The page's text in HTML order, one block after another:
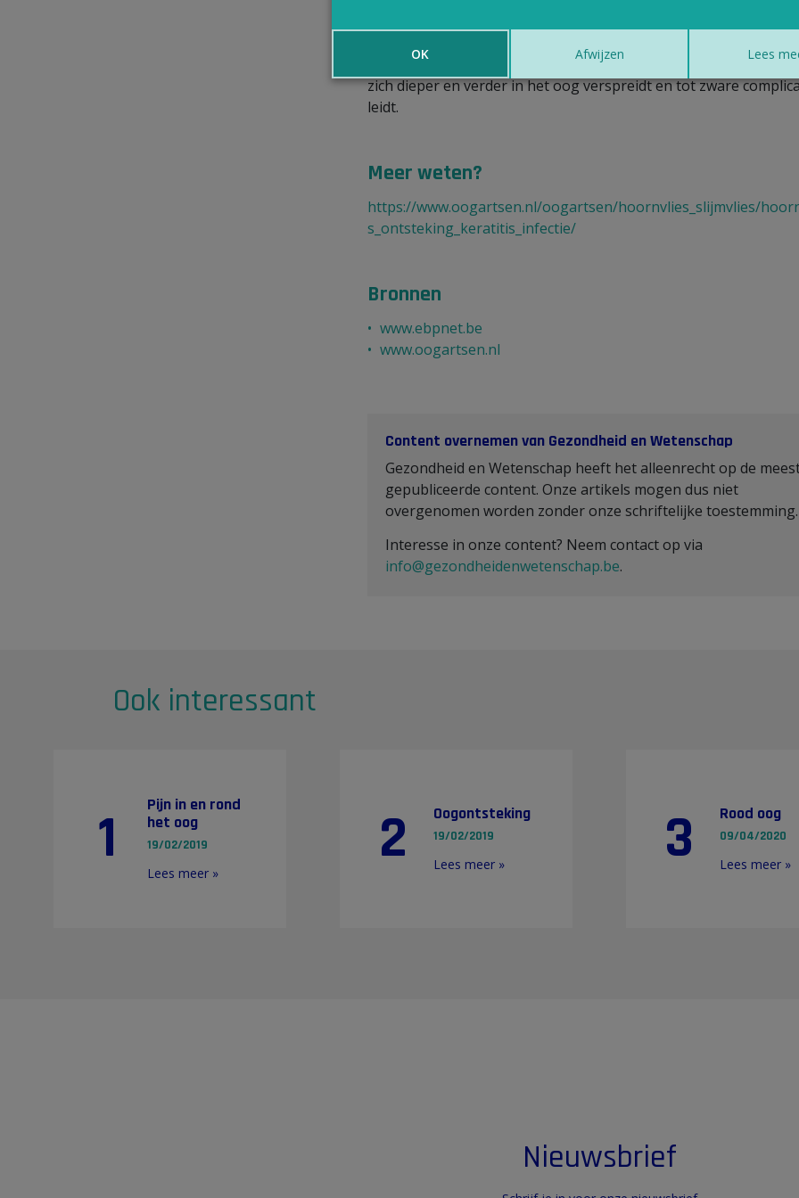
sporen en gericht te behandelen om te vermijden dat de
zich dieper en verder in het oog verspreidt en tot zware
leidt.
Meer weten?
https://www.oogartsen.nl/oogartsen/hoornvlies_slijmvlies/
s_ontsteking_keratitis_infectie/
Bronnen
www.ebpnet.be
www.oogartsen.nl
Content overnemen van Gezondheid en Wetenschap
Gezondheid en Wetenschap heeft het alleenrecht op de
gepubliceerde content. Onze artikels mogen dus niet
overgenomen worden zonder onze schriftelijke toestemming.
Interesse in onze content? Neem contact op via
info@gezondheidenwetenschap.be.
Ook interessant
1
Pijn in en rond
het oog
19/02/2019
Lees meer » 2 Oogontsteking
19/02/2019
Lees meer » 3 Rood oog
09/04/2020
Lees meer »
Nieuwsbrief
OK Afwijzen Lees